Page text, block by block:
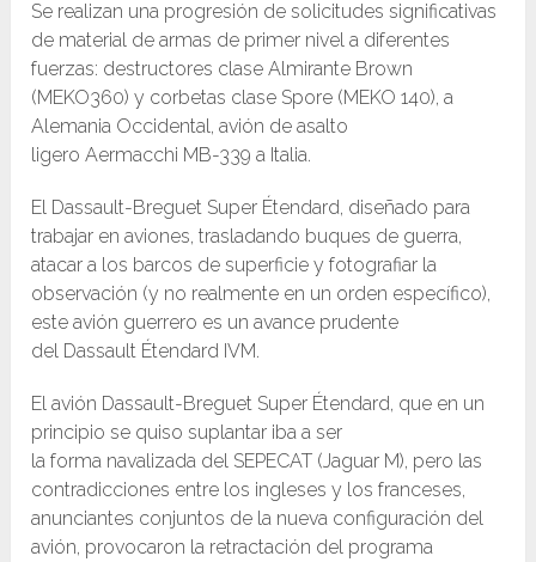
Se realizan una progresión de solicitudes significativas
de material de armas de primer nivel a diferentes
fuerzas: destructores clase Almirante Brown
(MEKO360) y corbetas clase Spore (MEKO 140), a
Alemania Occidental, avión de asalto
ligero Aermacchi MB-339 a Italia.
El Dassault-Breguet Super Étendard, diseñado para
trabajar en aviones, trasladando buques de guerra,
atacar a los barcos de superficie y fotografiar la
observación (y no realmente en un orden específico),
este avión guerrero es un avance prudente
del Dassault Étendard IVM.
El avión Dassault-Breguet Super Étendard, que en un
principio se quiso suplantar iba a ser
la forma navalizada del SEPECAT (Jaguar M), pero las
contradicciones entre los ingleses y los franceses,
anunciantes conjuntos de la nueva configuración del
avión, provocaron la retractación del programa